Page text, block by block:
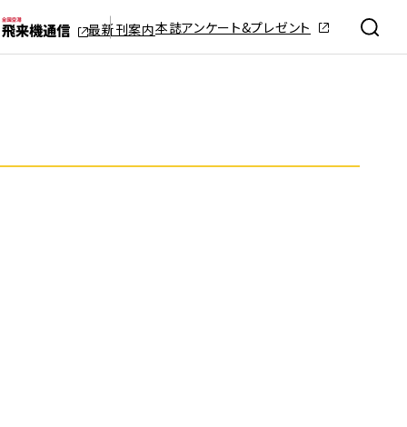
最新刊案内本誌アンケート&プレゼント